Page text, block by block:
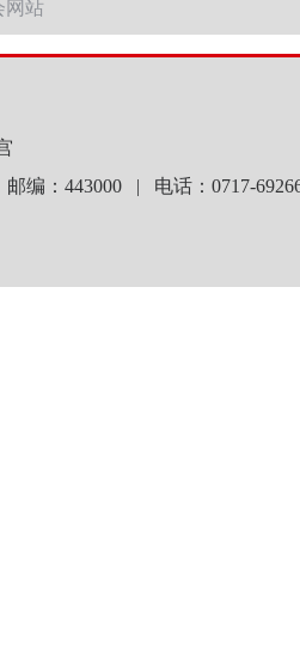
编：443000 | 电话：0717-